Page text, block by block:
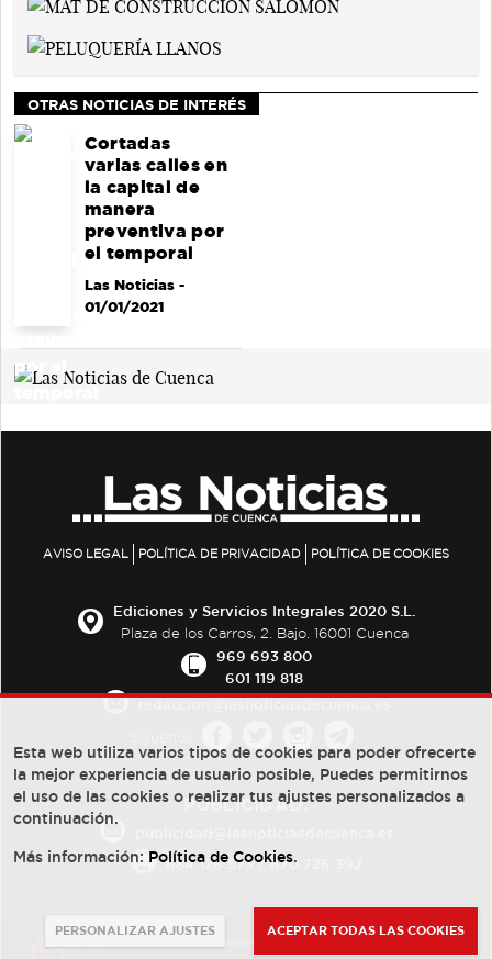
OTRAS NOTICIAS DE INTERÉS
Cortadas
varias calles en
la capital de
manera
preventiva por
el temporal
Las Noticias-
01/01/2021
AVISO LEGAL POLÍTICA DE PRIVACIDAD POLÍTICA DE COOKIES
Ediciones y Servicios Integrales 2020 S.L.
Plaza de los Carros, 2. Bajo. 16001 Cuenca
969 693 800
601 119 818
PUBLICIDAD:
684 126 573/670 726 392
Esta web utiliza varios tipos de cookies para poder ofrecerte
la mejor experiencia de usuario posible, Puedes permitirnos
el uso de las cookies o realizar tus ajustes personalizados a
continuación.
Más información: Política de Cookies.
PERSONALIZAR AJUSTES ACEPTAR TODAS LAS COOKIES